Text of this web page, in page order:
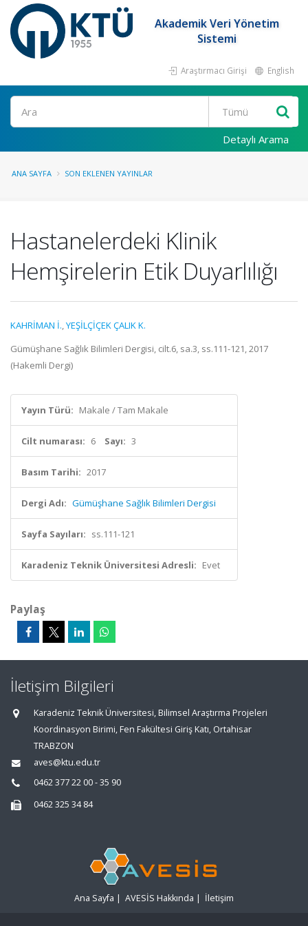
Akademik Veri Yönetim
Sistemi
Araştırmacı Girişi English
Ara
Detaylı Arama
ANA SAYFA SON EKLENEN YAYINLAR
Hastanelerdeki Klinik
Hemşirelerin Etik Duyarlılığı
KAHRİMAN İ.,YEŞİLÇİÇEK ÇALIK K.
Gümüşhane Sağlık Bilimleri Dergisi, cilt.6, sa.3, ss.111-121, 2017
(Hakemli Dergi)
Yayın Türü: Makale / Tam Makale
Cilt numarası: 6 Sayı: 3
Basım Tarihi: 2017
Dergi Adı: Gümüşhane Sağlık Bilimleri Dergisi
Sayfa Sayıları: ss.111-121
Karadeniz Teknik Üniversitesi Adresli: Evet
Paylaş
İletişim Bilgileri
Karadeniz Teknik Üniversitesi, Bilimsel Araştırma Projeleri
Koordinasyon Birimi, Fen Fakültesi Giriş Katı, Ortahisar
TRABZON
aves@ktu.edu.tr
0462 377 22 00 - 35 90
0462 325 34 84
Ana Sayfa | AVESİS Hakkında | İletişim